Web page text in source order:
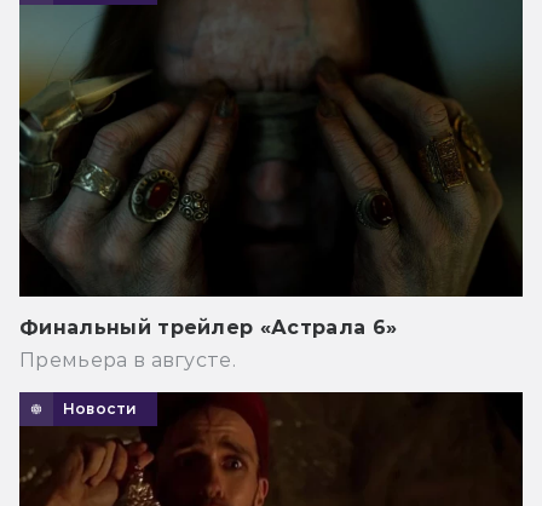
Финальный трейлер «Астрала 6»
Премьера в августе.
Новости